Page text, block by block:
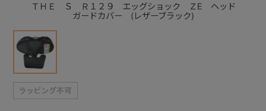
ＴＨＥ Ｓ Ｒ１２９ エッグショック ＺE ヘッド
ガードカバー (レザーブラック)